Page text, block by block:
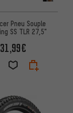
Pneu Souple
SS TLR 27,5"
31,99€